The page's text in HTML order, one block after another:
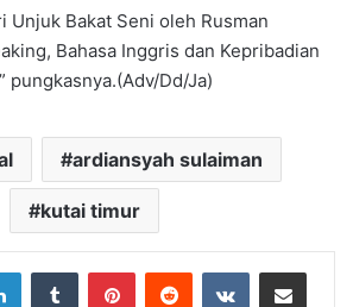
Unjuk Bakat Seni oleh Rusman
Bahasa Inggris dan Kepribadian
pungkasnya.(Adv/Dd/Ja)
ardiansyah sulaiman
kutai timur
LinkedInTumblr PinterestReddit VKontakteShare via Email